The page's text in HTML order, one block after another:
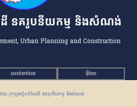
ដី នគរូបនីយកម្ម និងសំណង់
Urban Planning and Construction
លេខទំនាក់ទំនង អ៉ីមែល
ដោយ ក្រសួងរៀបចំដែនដី នគរូបនីយកម្ម និងសំណង់